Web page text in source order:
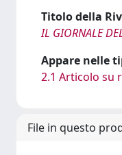
Titolo della
IL GIORNALE
Appare nelle
2.1 Articolo su
File in questo